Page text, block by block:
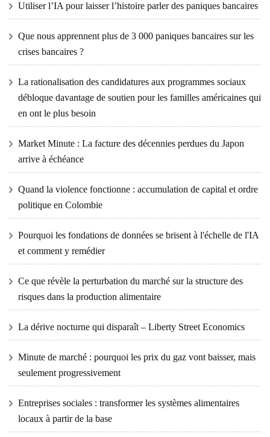
Utiliser l’IA pour laisser l’histoire parler des paniques bancaires
Que nous apprennent plus de 3 000 paniques bancaires sur les
crises bancaires ?
La rationalisation des candidatures aux programmes sociaux
débloque davantage de soutien pour les familles américaines qui
en ont le plus besoin
Market Minute : La facture des décennies perdues du Japon
arrive à échéance
Quand la violence fonctionne : accumulation de capital et ordre
politique en Colombie
Pourquoi les fondations de données se brisent à l'échelle de l'IA
et comment y remédier
Ce que révèle la perturbation du marché sur la structure des
risques dans la production alimentaire
La dérive nocturne qui disparaît – Liberty Street Economics
Minute de marché : pourquoi les prix du gaz vont baisser, mais
seulement progressivement
Entreprises sociales : transformer les systèmes alimentaires
locaux à partir de la base